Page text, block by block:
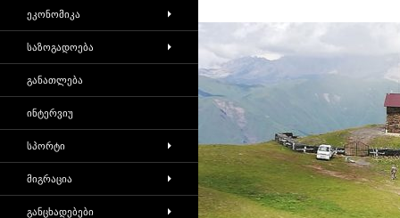
ᲔᲙᲝᲜᲝᲛᲘᲙᲐ
ᲡᲐᲖᲝᲒᲐᲓᲝᲔᲑᲐ
ᲒᲐᲜᲐᲗᲚᲔᲑᲐ
ᲘᲜᲢᲔᲠᲕᲘᲣ
ᲡᲞᲝᲠᲢᲘ
ᲛᲘᲒᲠᲐᲪᲘᲐ
ᲒᲐᲜᲪᲮᲐᲓᲔᲑᲔᲑᲘ